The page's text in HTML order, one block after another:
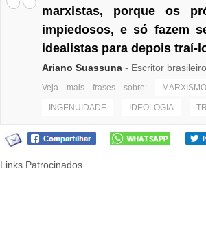
marxistas, porque os
impiedosos, e só fazem
idealistas para depois traí-
Ariano Suassuna - Escritor
Veja mais frases sobre: MARXISMO
INGENUIDADE IDEOLOGIA
Links Patrocinados